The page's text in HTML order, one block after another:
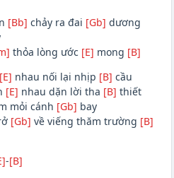
[Bb] chảy ra đai [Gb] dương
thỏa lòng ước [E] mong [B]
[E] nhau nối lại nhịp [B] cầu
[E] nhau dặn lời tha [B] thiết
mỏi cánh [Gb] bay
[Gb] về viếng thăm trường [B]
-[B]